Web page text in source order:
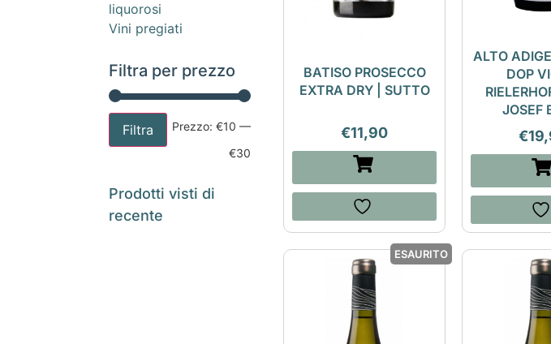
liquorosi
Vini pregiati
Filtra per prezzo
Filtra Prezzo:€10 —
€30
Prodotti visti di
recente
BATISO PROSECCO
EXTRA DRY | SUTTO
€11,90
ALTO
DOP
JOSEF
€
ESAURITO